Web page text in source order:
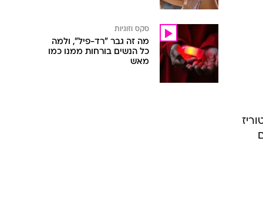
סקס וזוגיות
מה זה גבר "רד-פיל", ולמה
כל הנשים בורחות ממנו כמו
מאש